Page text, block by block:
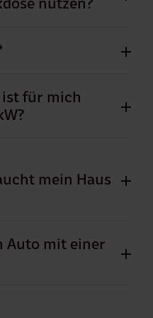
nutzen?
ist für mich
mein Haus
Auto mit einer